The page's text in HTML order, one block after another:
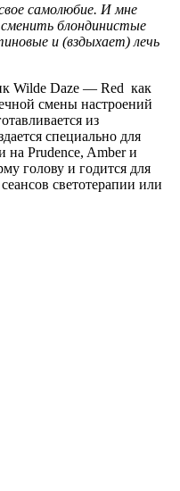
самолюбие. И мне
блондинистые
и (вздыхает) лечь
Wilde Daze — Red как
смены настроений
из
специально для
на Prudence, Amber и
голову и годится для
светотерапии или